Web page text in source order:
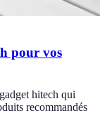
pour vos
hitech qui
recommandés